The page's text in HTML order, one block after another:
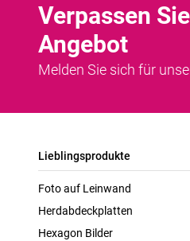
Verpassen
Angebot
Melden Sie sich für
Lieblingsprodukte
Foto auf Leinwand
Herdabdeckplatten
Hexagon Bilder